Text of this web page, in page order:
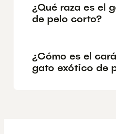
¿Qué raza es el
de pelo corto?
¿Cómo es el
gato exótico de